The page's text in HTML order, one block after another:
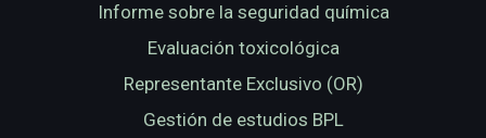
Informe sobre la seguridad química
Evaluación toxicológica
Representante Exclusivo (OR)
Gestión de estudios BPL